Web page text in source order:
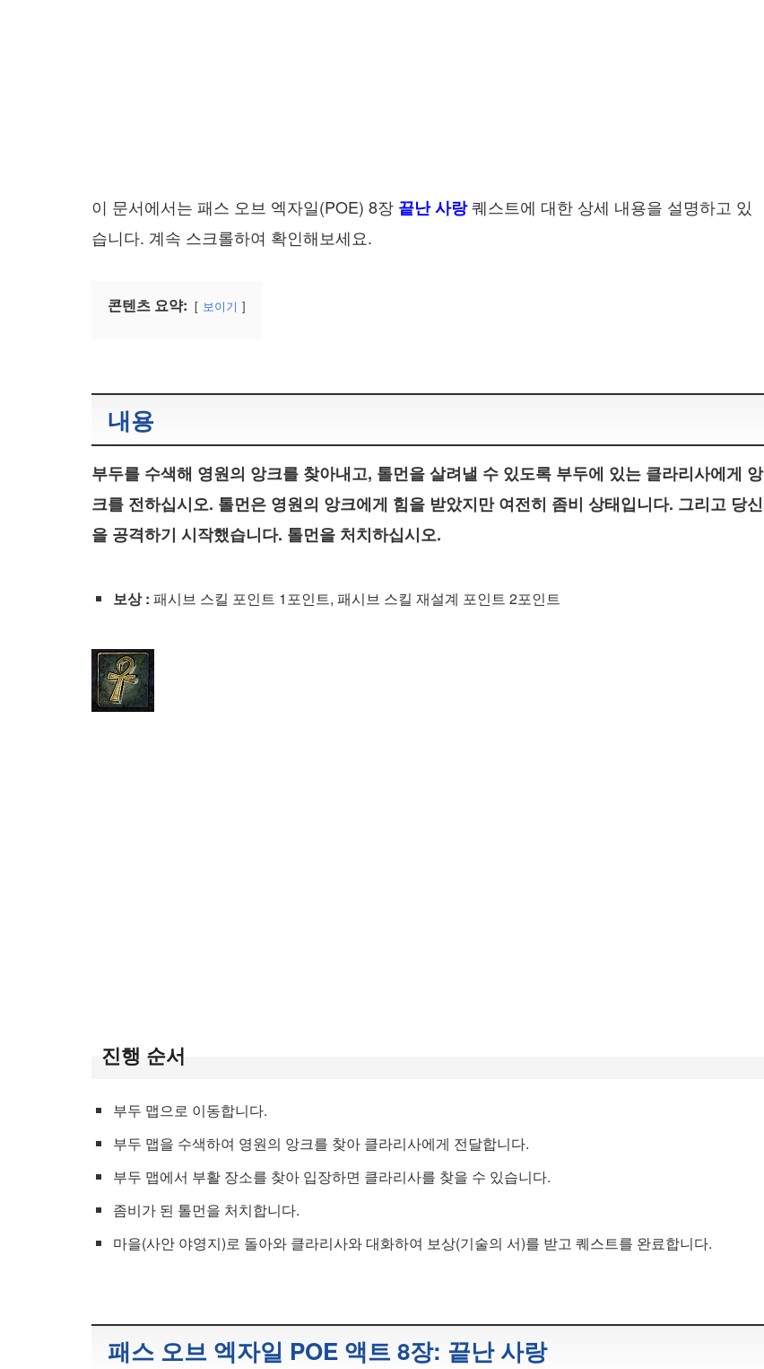
이 문서에서는 패스 오브 엑자일(POE) 8장 끝난 사랑퀘스트에 대한 상세 내용을 설명하고 있
습니다. 계속 스크롤하여 확인해보세요.
콘텐츠 요약: 보이기
내용
부두를 수색해 영원의 앙크를 찾아내고, 톨먼을 살려낼 수 있도록 부두에 있는 클라리사에게 앙
크를 전하십시오. 톨먼은 영원의 앙크에게 힘을 받았지만 여전히 좀비 상태입니다. 그리고 당신
을 공격하기 시작했습니다. 톨먼을 처치하십시오.
보상 : 패시브 스킬 포인트 1포인트, 패시브 스킬 재설계 포인트 2포인트
진행 순서
부두 맵으로 이동합니다.
부두 맵을 수색하여 영원의 앙크를 찾아 클라리사에게 전달합니다.
부두 맵에서 부활 장소를 찾아 입장하면 클라리사를 찾을 수 있습니다.
좀비가 된 톨먼을 처치합니다.
마을(사안 야영지)로 돌아와 클라리사와 대화하여 보상(기술의 서)를 받고 퀘스트를 완료합니다.
패스 오브 엑자일 POE 액트 8장: 끝난 사랑